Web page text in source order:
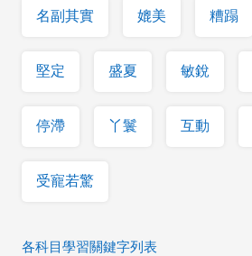
名副其實 媲美 糟蹋
堅定 盛夏 敏銳
停滯 丫鬟 互動
受寵若驚
各科目學習關鍵字列表